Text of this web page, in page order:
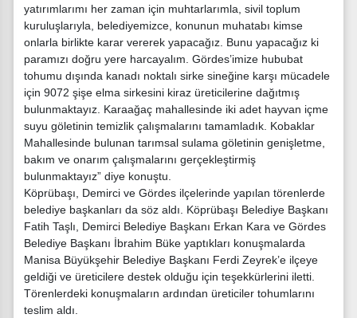
yatırımlarımı her zaman için muhtarlarımla, sivil toplum
kuruluşlarıyla, belediyemizce, konunun muhatabı kimse
onlarla birlikte karar vererek yapacağız. Bunu yapacağız ki
paramızı doğru yere harcayalım. Gördes’imize hububat
tohumu dışında kanadı noktalı sirke sineğine karşı mücadele
için 9072 şişe elma sirkesini kiraz üreticilerine dağıtmış
bulunmaktayız. Karaağaç mahallesinde iki adet hayvan içme
suyu göletinin temizlik çalışmalarını tamamladık. Kobaklar
Mahallesinde bulunan tarımsal sulama göletinin genişletme,
bakım ve onarım çalışmalarını gerçekleştirmiş
bulunmaktayız” diye konuştu.
Köprübaşı, Demirci ve Gördes ilçelerinde yapılan törenlerde
belediye başkanları da söz aldı. Köprübaşı Belediye Başkanı
Fatih Taşlı, Demirci Belediye Başkanı Erkan Kara ve Gördes
Belediye Başkanı İbrahim Büke yaptıkları konuşmalarda
Manisa Büyükşehir Belediye Başkanı Ferdi Zeyrek’e ilçeye
geldiği ve üreticilere destek olduğu için teşekkürlerini iletti.
Törenlerdeki konuşmaların ardından üreticiler tohumlarını
teslim aldı.